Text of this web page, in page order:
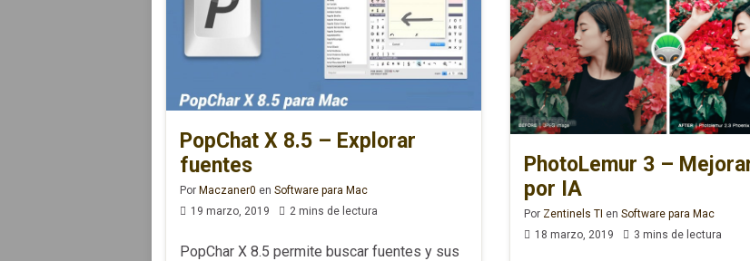
PopChat X 8.5 – Explorar
fuentes
Por Maczaner0 en Software para Mac
19 marzo, 2019
2 mins de lectura
PopChar X 8.5 permite buscar fuentes y sus
PhotoLemur 3 –
por IA
Por Zentinels TI en Software para Mac
18 marzo, 2019
3 mins de lectura